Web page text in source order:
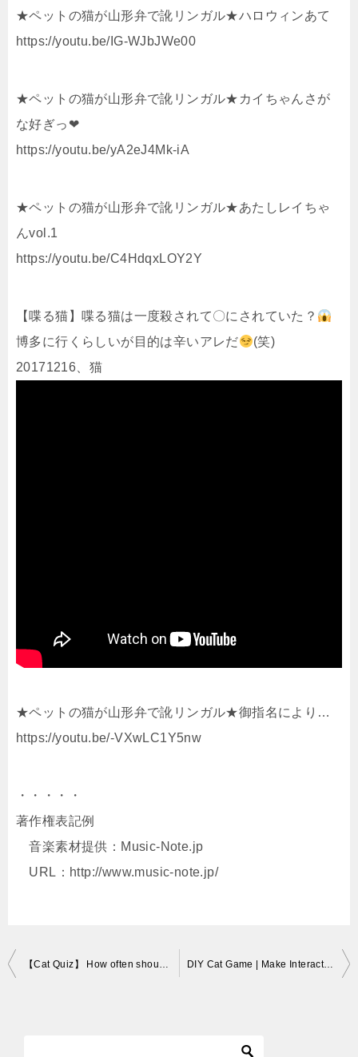
★ペットの猫が山形弁で訛リンガル★ハロウィンあて
https://youtu.be/IG-WJbJWe00
★ペットの猫が山形弁で訛リンガル★カイちゃんさが
な好ぎっ❤︎
https://youtu.be/yA2eJ4Mk-iA
★ペットの猫が山形弁で訛リンガル★あたしレイちゃ
んvol.1
https://youtu.be/C4HdqxLOY2Y
【喋る猫】喋る猫は一度殺されて〇にされていた？
博多に行くらしいが目的は辛いアレだ
(笑)
20171216、猫
★ペットの猫が山形弁で訛リンガル★御指名により…
https://youtu.be/-VXwLC1Y5nw
・・・・・
著作権表記例
音楽素材提供：Music-Note.jp
URL：http://www.music-note.jp/
投
【Cat Quiz】 How often should I have a cat’s shampoo?Neko mania DIY Cat Game | Make Interactive Cat Tube Game! Recycled Cardboard Game For Cats!